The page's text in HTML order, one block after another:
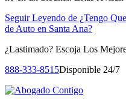
Seguir Leyendo de ¿Tengo
de Auto en Santa Ana?
¿Lastimado? Escoja Los
888-333-8515Disponible 24/7